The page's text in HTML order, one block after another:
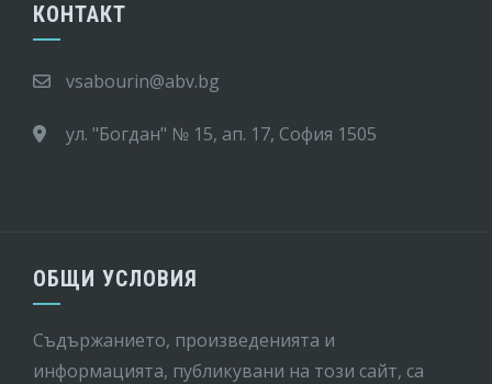
КОНТАКТ
vsabourin@abv.bg
ул. "Богдан" № 15, ап. 17, София 1505
ОБЩИ УСЛОВИЯ
Съдържанието, произведенията и
информацията, публикувани на този сайт, са